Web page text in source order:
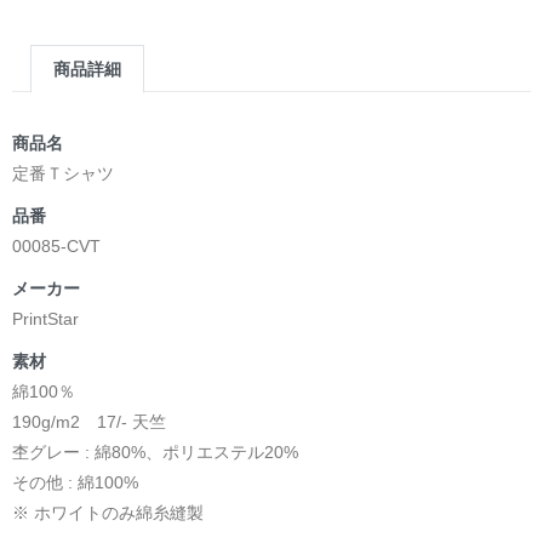
商品詳細
商品名
定番Ｔシャツ
品番
00085-CVT
メーカー
PrintStar
素材
綿100％
190g/m2 17/- 天竺
杢グレー : 綿80%、ポリエステル20%
その他 : 綿100%
※ ホワイトのみ綿糸縫製